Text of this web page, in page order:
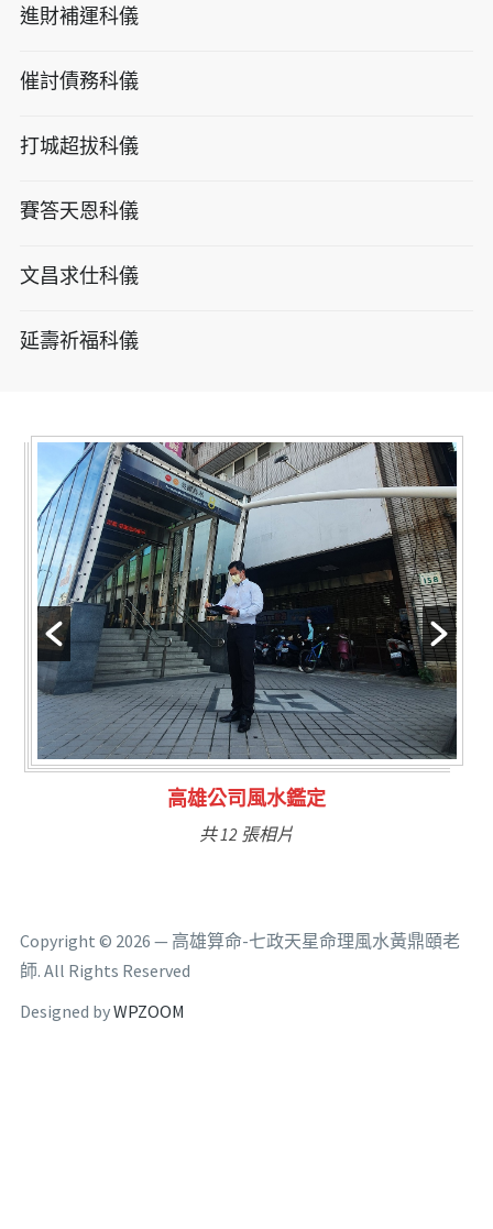
進財補運科儀
催討債務科儀
打城超拔科儀
賽答天恩科儀
文昌求仕科儀
延壽祈福科儀
林氏福主量子生基造命
共 6 張相片
Copyright © 2026 — 高雄算命-七政天星命理風水黃鼎頤老
師. All Rights Reserved
Designed byWPZOOM